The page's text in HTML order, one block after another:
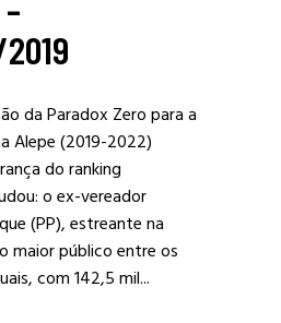
da Paradox Zero para a
Alepe (2019-2022)
do ranking
o ex-vereador
(PP), estreante na
maior público entre os
com 142,5 mil...